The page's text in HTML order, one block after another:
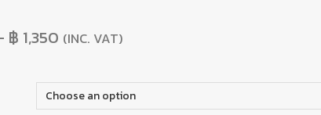
฿ 1,350 (INC. VAT)